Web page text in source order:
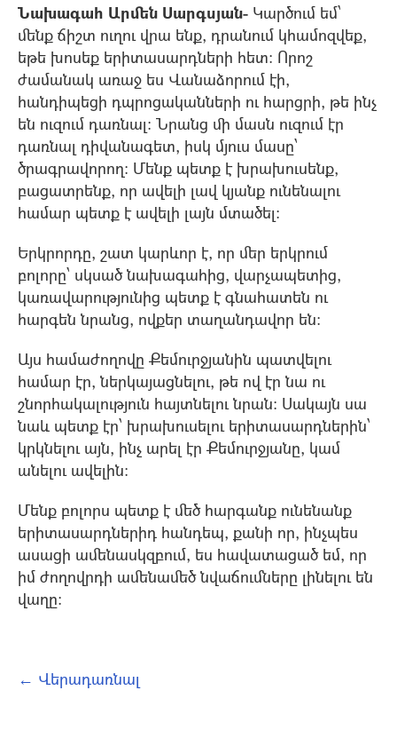
Նախագահ Արմեն Սարգսյան- Կարծում եմ՝
մենք ճիշտ ուղու վրա ենք, դրանում կհամոզվեք,
եթե խոսեք երիտասարդների հետ: Որոշ
ժամանակ առաջ ես Վանաձորում էի,
հանդիպեցի դպրոցականների ու հարցրի, թե ինչ
են ուզում դառնալ: Նրանց մի մասն ուզում էր
դառնալ դիվանագետ, իսկ մյուս մասը՝
ծրագրավորող: Մենք պետք է խրախուսենք,
բացատրենք, որ ավելի լավ կյանք ունենալու
համար պետք է ավելի լայն մտածել:
Երկրորդը, շատ կարևոր է, որ մեր երկրում
բոլորը՝ սկսած նախագահից, վարչապետից,
կառավարությունից պետք է գնահատեն ու
հարգեն նրանց, ովքեր տաղանդավոր են:
Այս համաժողովը Քեմուրջյանին պատվելու
համար էր, ներկայացնելու, թե ով էր նա ու
շնորհակալություն հայտնելու նրան: Սակայն սա
նաև պետք էր՝ խրախուսելու երիտասարդներին՝
կրկնելու այն, ինչ արել էր Քեմուրջյանը, կամ
անելու ավելին:
Մենք բոլորս պետք է մեծ հարգանք ունենանք
երիտասարդներիդ հանդեպ, քանի որ, ինչպես
ասացի ամենասկզբում, ես հավատացած եմ, որ
իմ ժողովրդի ամենամեծ նվաճումները լինելու են
վաղը:
← Վերադառնալ